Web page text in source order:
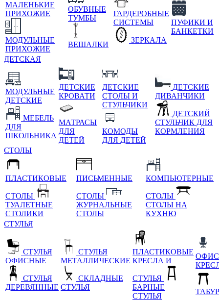
МАЛЕНЬКИЕ
ПРИХОЖИЕ
МОДУЛЬНЫЕ
ПРИХОЖИЕ
ОБУВНЫЕ
ТУМБЫ
ВЕШАЛКИ
ГАРДЕРОБНЫЕ
СИСТЕМЫ
ЗЕРКАЛА
ПУФИКИ И
БАНКЕТКИ
ДЕТСКАЯ
МОДУЛЬНЫЕ
ДЕТСКИЕ
МЕБЕЛЬ
ДЛЯ
ШКОЛЬНИКА
ДЕТСКИЕ
КРОВАТИ
МАТРАСЫ
ДЛЯ
ДЕТЕЙ
ДЕТСКИЕ
СТОЛЫ И
СТУЛЬЧИКИ
КОМОДЫ
ДЛЯ ДЕТЕЙ
ДЕТСКИЕ
ДИВАНЧИКИ
ДЕТСКИЙ
СТУЛЬЧИК ДЛЯ
КОРМЛЕНИЯ
СТОЛЫ
ПЛАСТИКОВЫЕ
СТОЛЫ
ТУАЛЕТНЫЕ
СТОЛИКИ
ПИСЬМЕННЫЕ
СТОЛЫ
ЖУРНАЛЬНЫЕ
СТОЛЫ
КОМПЬЮТЕРНЫЕ
СТОЛЫ
СТОЛЫ НА
КУХНЮ
СТУЛЬЯ
СТУЛЬЯ
ОФИСНЫЕ
СТУЛЬЯ
ДЕРЕВЯННЫЕ
СТУЛЬЯ
МЕТАЛЛИЧЕСКИЕ
СКЛАДНЫЕ
СТУЛЬЯ
ПЛАСТИКОВЫЕ
КРЕСЛА И
СТУЛЬЯ
БАРНЫЕ
СТУЛЬЯ